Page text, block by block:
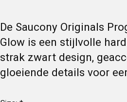
De Saucony Originals
Glow is een stijlvolle
strak zwart design,
gloeiende details voor